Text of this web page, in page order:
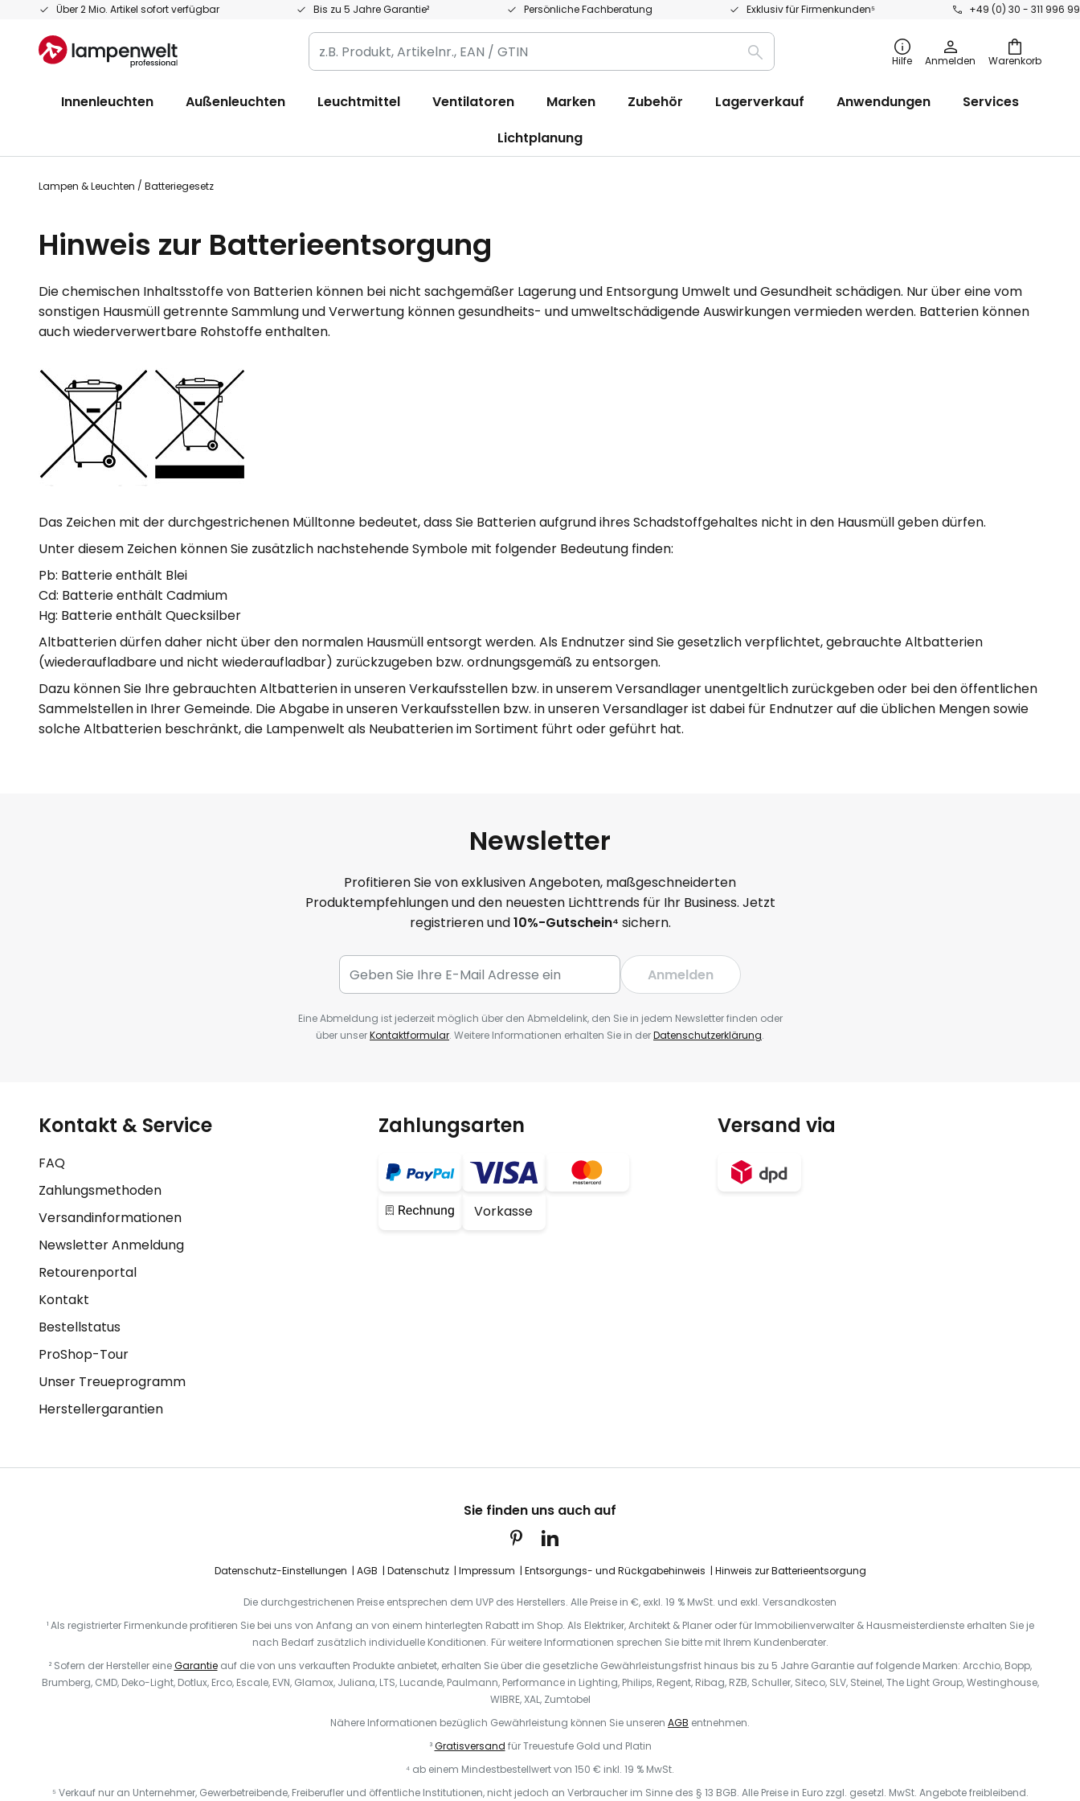
Über 2 Mio. Artikel sofort verfügbar Bis zu 5 Jahre Garantie² Persönliche Fachberatung Exklusiv für Firmenkunden⁵ +49 (0) 30 - 311 996 99
Zum
springen
Warenkorb
z.B.
Produkt,
EAN
Suche Hilfe Anmelden
Innenleuchten Außenleuchten Leuchtmittel Ventilatoren Marken Zubehör Lagerverkauf Anwendungen
Services
Lichtplanung
Lampen & Leuchten Batteriegesetz
Hinweis zur Batterieentsorgung
Die chemischen Inhaltsstoffe von Batterien können bei nicht sachgemäßer Lagerung und Entsorgung Umwelt und Gesundheit schädigen. Nur über eine vom
sonstigen Hausmüll getrennte Sammlung und Verwertung können gesundheits- und umweltschädigende Auswirkungen vermieden werden. Batterien können
auch wiederverwertbare Rohstoffe enthalten.
Das Zeichen mit der durchgestrichenen Mülltonne bedeutet, dass Sie Batterien aufgrund ihres Schadstoffgehaltes nicht in den Hausmüll geben dürfen.
Unter diesem Zeichen können Sie zusätzlich nachstehende Symbole mit folgender Bedeutung finden:
Pb: Batterie enthält Blei
Cd: Batterie enthält Cadmium
Hg: Batterie enthält Quecksilber
Altbatterien dürfen daher nicht über den normalen Hausmüll entsorgt werden. Als Endnutzer sind Sie gesetzlich verpflichtet, gebrauchte Altbatterien
(wiederaufladbare und nicht wiederaufladbar) zurückzugeben bzw. ordnungsgemäß zu entsorgen.
Dazu können Sie Ihre gebrauchten Altbatterien in unseren Verkaufsstellen bzw. in unserem Versandlager unentgeltlich zurückgeben oder bei den öffentlichen
Sammelstellen in Ihrer Gemeinde. Die Abgabe in unseren Verkaufsstellen bzw. in unseren Versandlager ist dabei für Endnutzer auf die üblichen Mengen sowie
solche Altbatterien beschränkt, die Lampenwelt als Neubatterien im Sortiment führt oder geführt hat.
Newsletter
Profitieren Sie von exklusiven Angeboten, maßgeschneiderten
Produktempfehlungen und den neuesten Lichttrends für Ihr Business. Jetzt
registrieren und10%-Gutschein⁴ sichern.
Anmelden
Eine Abmeldung ist jederzeit möglich über den Abmeldelink, den Sie in jedem Newsletter finden oder
über unserKontaktformular. Weitere Informationen erhalten Sie in derDatenschutzerklärung.
Kontakt & Service
FAQ
Zahlungsmethoden
Versandinformationen
Newsletter Anmeldung
Retourenportal
Kontakt
Bestellstatus
ProShop-Tour
Unser Treueprogramm
Herstellergarantien
Zahlungsarten
Vorkasse
Versand via
Sie finden uns auch auf
Datenschutz-Einstellungen AGB Datenschutz Impressum Entsorgungs- und Rückgabehinweis Hinweis zur Batterieentsorgung
Die durchgestrichenen Preise entsprechen dem UVP des Herstellers. Alle Preise in €, exkl. 19 % MwSt. und exkl. Versandkosten
¹ Als registrierter Firmenkunde profitieren Sie bei uns von Anfang an von einem hinterlegten Rabatt im Shop. Als Elektriker, Architekt & Planer oder für Immobilienverwalter & Hausmeisterdienste erhalten Sie je
nach Bedarf zusätzlich individuelle Konditionen. Für weitere Informationen sprechen Sie bitte mit Ihrem Kundenberater.
² Sofern der Hersteller eineGarantieauf die von uns verkauften Produkte anbietet, erhalten Sie über die gesetzliche Gewährleistungsfrist hinaus bis zu 5 Jahre Garantie auf folgende Marken: Arcchio, Bopp,
Brumberg, CMD, Deko-Light, Dotlux, Erco, Escale, EVN, Glamox, Juliana, LTS, Lucande, Paulmann, Performance in Lighting, Philips, Regent, Ribag, RZB, Schuller, Siteco, SLV, Steinel, The Light Group, Westinghouse,
WIBRE, XAL, Zumtobel
Nähere Informationen bezüglich Gewährleistung können Sie unseren AGB entnehmen.
³Gratisversand für Treuestufe Gold und Platin
⁴ ab einem Mindestbestellwert von 150 € inkl. 19 % MwSt.
⁵ Verkauf nur an Unternehmer, Gewerbetreibende, Freiberufler und öffentliche Institutionen, nicht jedoch an Verbraucher im Sinne des § 13 BGB. Alle Preise in Euro zzgl. gesetzl. MwSt. Angebote freibleibend.